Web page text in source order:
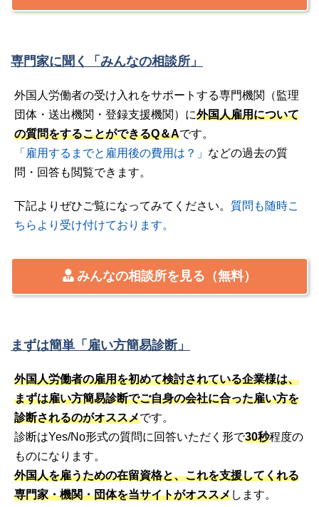
専門家に聞く「みんなの相談所」
外国人労働者の受け入れをサポートする専門機関（監理
団体・送出機関・登録支援機関）に外国人雇用について
の質問をすることができるQ＆Aです。
「雇用するまでと雇用後の費用は？」 などの過去の質
問・回答も閲覧できます。
下記よりぜひご覧になってみてください。 質問も随時こ
ちらより受け付けております。
みんなの相談所を見る（無料）
まずは簡単「雇い方簡易診断」
外国人労働者の雇用を初めて検討されている企業様は、
まずは雇い方簡易診断でご自身の会社に合った雇い方を
診断されるのがオススメです。
診断はYes/No形式の質問に回答いただく形で30秒程度の
ものになります。
外国人を雇うための在留資格と、これを支援してくれる
専門家・機関・団体を当サイトがオススメします。